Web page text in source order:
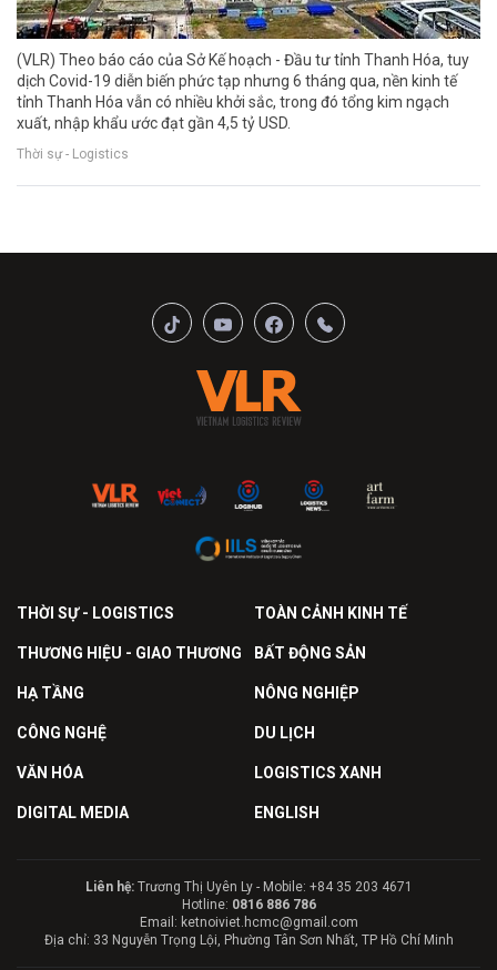
(VLR) Theo báo cáo của Sở Kế hoạch - Đầu tư tỉnh Thanh Hóa, tuy
dịch Covid-19 diễn biến phức tạp nhưng 6 tháng qua, nền kinh tế
tỉnh Thanh Hóa vẫn có nhiều khởi sắc, trong đó tổng kim ngạch
xuất, nhập khẩu ước đạt gần 4,5 tỷ USD.
Thời sự - Logistics
THỜI SỰ - LOGISTICS TOÀN CẢNH KINH TẾ
THƯƠNG HIỆU - GIAO THƯƠNG BẤT ĐỘNG SẢN
HẠ TẦNG NÔNG NGHIỆP
CÔNG NGHỆ DU LỊCH
VĂN HÓA LOGISTICS XANH
DIGITAL MEDIA ENGLISH
Liên hệ:Trương Thị Uyên Ly - Mobile: +84 35 203 4671
Hotline: 0816 886 786
Email: ketnoiviet.hcmc@gmail.com
Địa chỉ: 33 Nguyễn Trọng Lội, Phường Tân Sơn Nhất, TP Hồ Chí Minh